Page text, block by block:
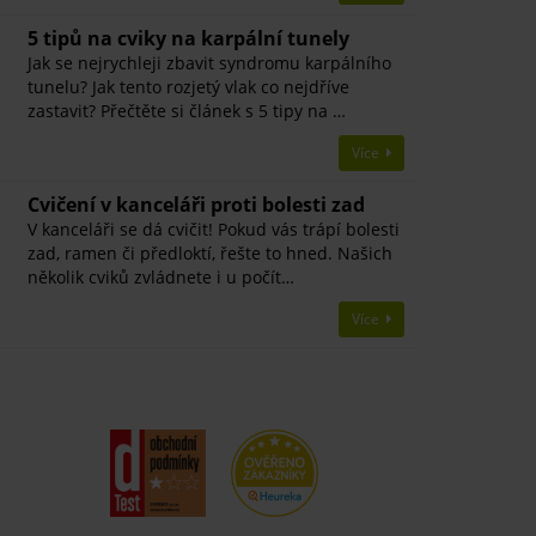
5 tipů na cviky na karpální tunely
Jak se nejrychleji zbavit syndromu karpálního
tunelu? Jak tento rozjetý vlak co nejdříve
zastavit? Přečtěte si článek s 5 tipy na …
Více
Cvičení v kanceláři proti bolesti zad
V kanceláři se dá cvičit! Pokud vás trápí bolesti
zad, ramen či předloktí, řešte to hned. Našich
několik cviků zvládnete i u počít…
Více